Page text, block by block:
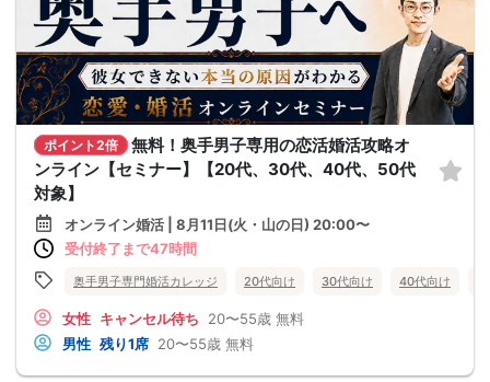
ポイント2倍
無料！奥手男子専用の恋活婚活攻略オ
ンライン【セミナー】【20代、30代、40代、50代
対象】
オンライン婚活 | 8月11日(火・山の日) 20:00〜
受付終了まで47時間
奥手男子専門婚活カレッジ 20代向け 30代向け 40代向け
女性 キャンセル待ち 20〜55歳 無料
男性 残り1席 20〜55歳 無料